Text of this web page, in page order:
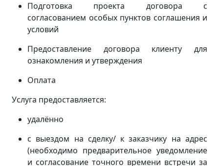
Подготовка проекта договора с
согласованием особых пунктов соглашения и
условий
Предоставление договора клиенту для
ознакомления и утверждения
Оплата
Услуга предоставляется:
удалённо
с выездом на сделку/ к заказчику на адрес
(необходимо предварительное уведомление
и согласование точного времени встречи за